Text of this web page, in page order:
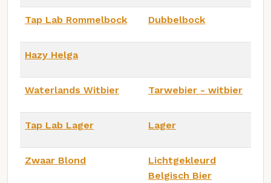
Tap Lab Rommelbock Dubbelbock
Hazy Helga
Waterlands Witbier Tarwebier - witbier
Tap Lab Lager Lager
Zwaar Blond
Lichtgekleurd
Belgisch Bier